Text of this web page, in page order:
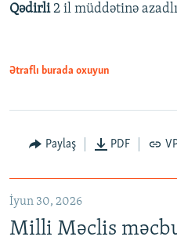
Qədirli2 il müddətinə
Ətraflı burada oxuyun
Paylaş PDF
İyun 30, 2026
Milli Məclis